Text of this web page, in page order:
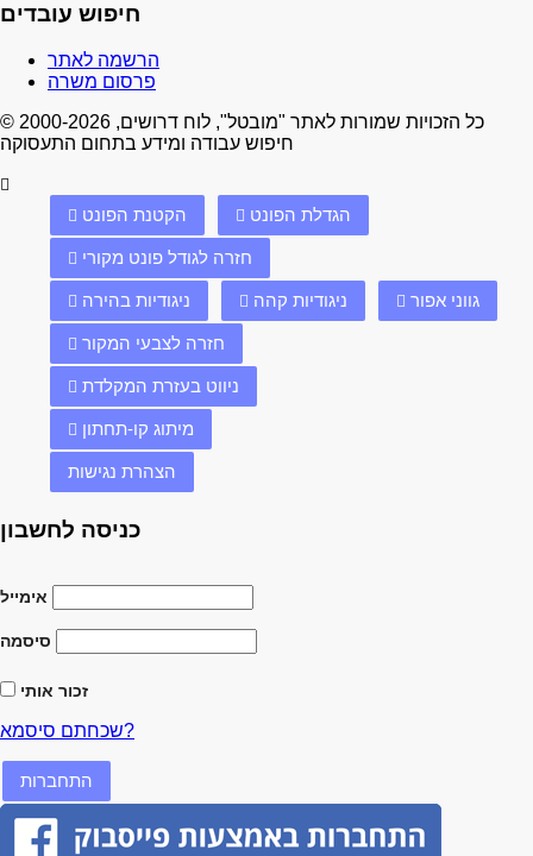
חיפוש עובדים
הרשמה לאתר
פרסום משרה
© 2000-2026 כל הזכויות שמורות לאתר "מובטל", לוח דרושים,
חיפוש עבודה ומידע בתחום התעסוקה
הקטנת הפונט הגדלת הפונט
חזרה לגודל פונט מקורי
ניגודיות בהירה ניגודיות קהה גווני אפור
חזרה לצבעי המקור
ניווט בעזרת המקלדת
מיתוג קו-תחתון
הצהרת נגישות
כניסה לחשבון
אימייל
סיסמה
זכור אותי
שכחתם סיסמא?